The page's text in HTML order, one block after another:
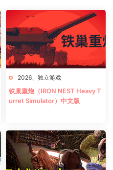
2026 独立游戏
铁巢重炮（IRON NEST Heavy T
urret Simulator）中文版